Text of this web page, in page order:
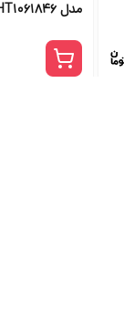
مدل THT1061846